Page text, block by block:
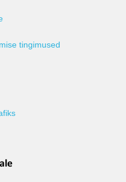
tingimused